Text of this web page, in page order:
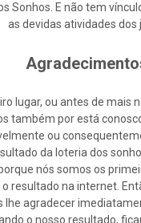
Sonhos. E não tem
as devidas atividades dos
lugar, ou antes de mais
também por está
ou
da loteria dos
nós somos os
o resultado na internet.
lhe agradecer
o nosso resultado,